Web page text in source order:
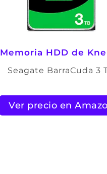
Memoria HDD de
Seagate BarraCuda 3
Ver precio en